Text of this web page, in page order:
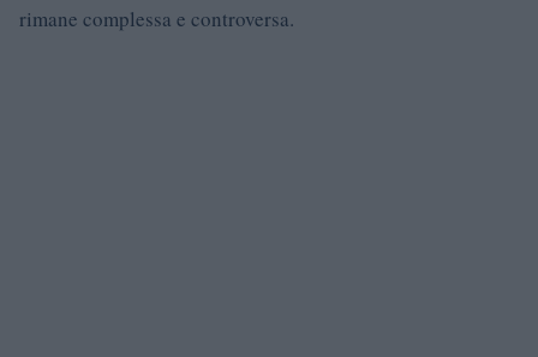
rimane complessa e controversa.